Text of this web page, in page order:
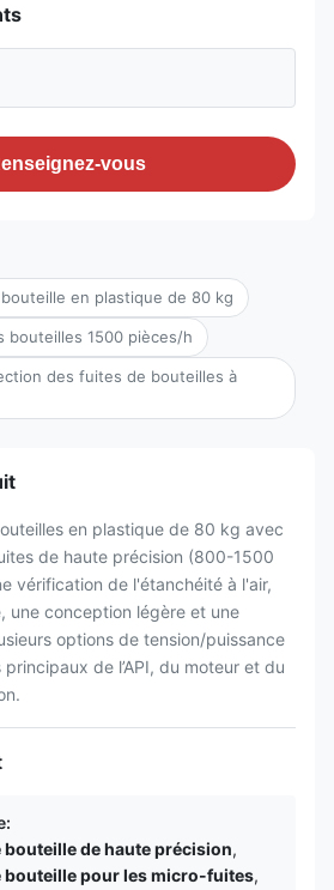
vous
en plastique de 80 kg
bouteilles 1500 pièces/h
des fuites de bouteilles à
en plastique de 80 kg avec
de haute précision (800-1500
vérification de l'étanchéité à l'air,
une conception légère et une
options de tension/puissance
de l’API, du moteur et du
bouteille de haute précision,
bouteille pour les micro-fuites,